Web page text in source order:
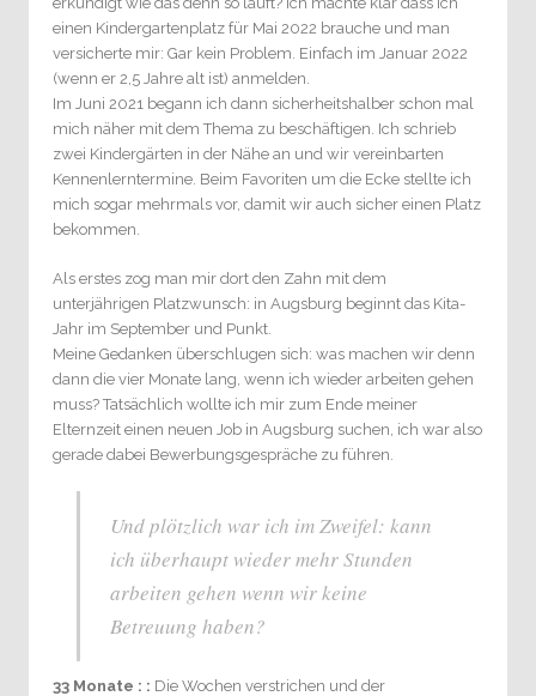
einen Kindergartenplatz für Mai 2022 brauche und man
versicherte mir: Gar kein Problem. Einfach im Januar 2022
(wenn er 2,5 Jahre alt ist) anmelden.
Im Juni 2021 begann ich dann sicherheitshalber schon mal
mich näher mit dem Thema zu beschäftigen. Ich schrieb
zwei Kindergärten in der Nähe an und wir vereinbarten
Kennenlerntermine. Beim Favoriten um die Ecke stellte ich
mich sogar mehrmals vor, damit wir auch sicher einen Platz
bekommen.
Als erstes zog man mir dort den Zahn mit dem
unterjährigen Platzwunsch: in Augsburg beginnt das Kita-
Jahr im September und Punkt.
Meine Gedanken überschlugen sich: was machen wir denn
dann die vier Monate lang, wenn ich wieder arbeiten gehen
muss? Tatsächlich wollte ich mir zum Ende meiner
Elternzeit einen neuen Job in Augsburg suchen, ich war also
gerade dabei Bewerbungsgespräche zu führen.
Und plötzlich war ich im Zweifel: kann
ich überhaupt wieder mehr Stunden
arbeiten gehen wenn wir keine
Betreuung haben?
33 Monate : : Die Wochen verstrichen und der